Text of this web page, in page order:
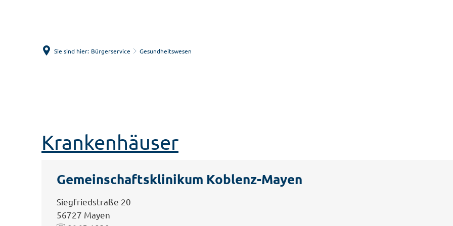
Sie sind hier: Bürgerservice Gesundheitswesen
Krankenhäuser
Gemeinschaftsklinikum Koblenz-Mayen
Siegfriedstraße 20
56727 Mayen